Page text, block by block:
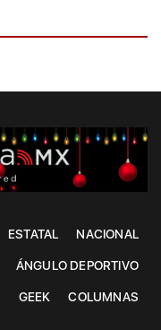
ESTATAL NACIONAL
ÁNGULO DEPORTIVO
GEEK COLUMNAS